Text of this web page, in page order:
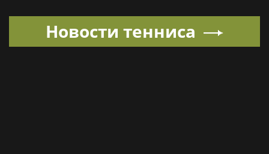
приуроченных ко Дню
физкультурника
Новости тенниса